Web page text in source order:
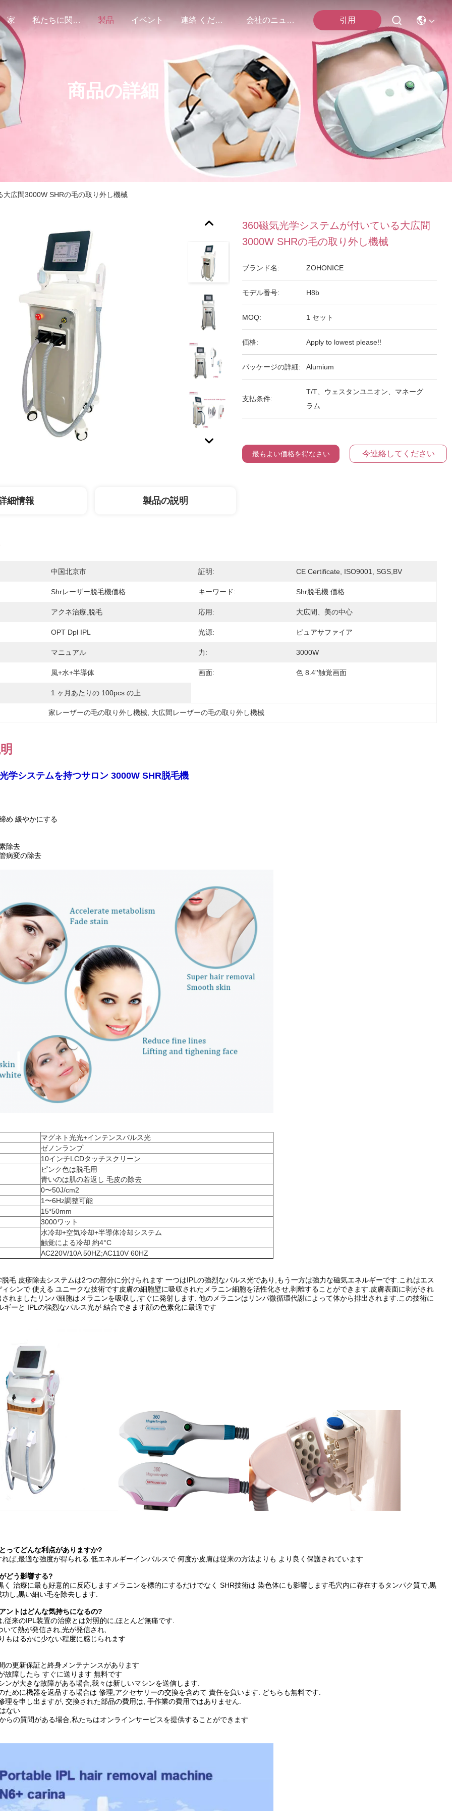
家 私たちに関しては 製品 イベント 連絡 ください 会社のニュース 引用
商品の詳細
広間3000W SHRの毛の取り外し機械
360磁気光学システムが付いている大広間
3000W SHRの毛の取り外し機械
ブランド名: ZOHONICE
モデル番号: H8b
MOQ: 1 セット
価格: Apply to lowest please!!
パッケージの詳細: Alumium
支払条件:
T/T、ウェスタンユニオン、マネーグ
ラム
最もよい価格を得なさい 今連絡してください
細情報 製品の説明
中国北京市 証明: CE Certificate, ISO9001, SGS,BV
Shrレーザー脱毛機価格 キーワード: Shr脱毛機 価格
アクネ治療,脱毛 応用: 大広間、美の中心
OPT Dpl IPL 光源: ピュアサファイア
マニュアル 力: 3000W
風+水+半導体 画面: 色 8.4''触覚画面
1 ヶ月あたりの 100pcs の上
家レーザーの毛の取り外し機械 大広間レーザーの毛の取り外し機械
学システムを持つサロン 3000W SHR脱毛機
め 緩やかにする
除去
病変の除去
マグネト光光+インテンスパルス光
ゼノンランプ
10インチLCDタッチスクリーン
ピンク色は脱毛用
青いのは肌の若返し 毛皮の除去
0〜50J/cm2
1〜6Hz調整可能
15*50mm
3000ワット
水冷却+空気冷却+半導体冷却システム
触覚による冷却 約4°C
AC220V/10A 50HZ;AC110V 60HZ
毛 皮疹除去システムは2つの部分に分けられます 一つはIPLの強烈なパルス光であり,もう一方は強力な磁気エネルギーです.これはエス
シンで 使える ユニークな技術です皮膚の細胞壁に吸収されたメラニン細胞を活性化させ,剥離することができます.皮膚表面に剥がされ
れましたリンパ細胞はメラニンを吸収し,すぐに発射します. 他のメラニンはリンパ微循環代謝によって体から排出されます.この技術に
ギーと IPLの強烈なパルス光が 結合できます顔の色素化に最適です
ってどんな利点がありますか?
ば,最適な強度が得られる. 低エネルギーインパルスで 何度か皮膚は従来の方法よりも より良く保護されています
どう影響する?
く 治療に最も好意的に反応します メラニンを標的にするだけでなく SHR技術は 染色体にも影響します毛穴内に存在するタンパク質で,黒
し,黒い細い毛を除去します.
ントはどんな気持ちになるの?
従来のIPL装置の治療とは対照的に,ほとんど無痛です.
いて熱が発信され,光が発信され,
もはるかに少ない程度に感じられます
の更新保証と終身メンテナンスがあります
故障したら すぐに送ります 無料です
ンが大きな故障がある場合,我々は新しいマシンを送信します.
ために機器を返品する場合は 修理,アクセサリーの交換を含めて 責任を負います. どちらも無料です.
理を申し出ますが, 交換された部品の費用は, 手作業の費用ではありません.
ない
らの質問がある場合,私たちはオンラインサービスを提供することができます